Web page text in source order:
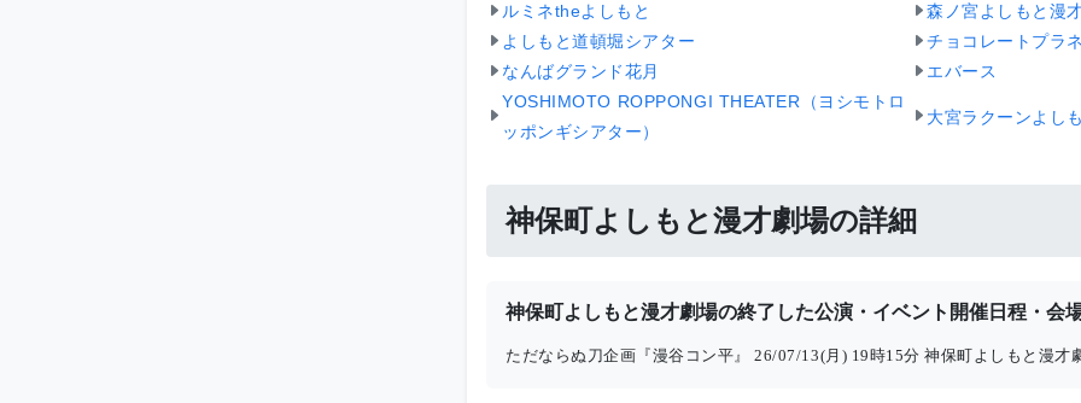
ルミネtheよしもと
森ノ宮よしもと漫
よしもと道頓堀シアター
チョコレートプラ
なんばグランド花月
エバース
YOSHIMOTO ROPPONGI THEATER（ヨシモトロ
ッポンギシアター）
大宮ラクーンよし
神保町よしもと漫才劇場の詳細
神保町よしもと漫才劇場の終了した公演・イベント開催日程・会
ただならぬ刀企画『漫谷コン平』 26/07/13(月) 19時15分 神保町よしもと漫才